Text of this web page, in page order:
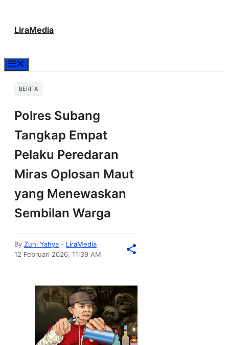
LiraMedia
BERITA
Polres Subang
Tangkap Empat
Pelaku Peredaran
Miras Oplosan Maut
yang Menewaskan
Sembilan Warga
By Zuni Yahya - LiraMedia
12 Februari 2026, 11:39 AM